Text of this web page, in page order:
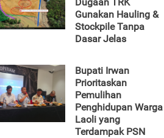
Gunakan Hauling &
Stockpile Tanpa
Dasar Jelas
Bupati Irwan
Prioritaskan
Pemulihan
Penghidupan Warga
Laoli yang
Terdampak PSN